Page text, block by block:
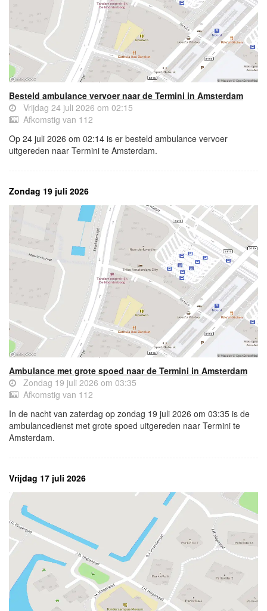
Besteld ambulance vervoer naar de Termini in Amsterdam
Vrijdag 24 juli 2026 om 02:15
Afkomstig van 112
Op 24 juli 2026 om 02:14 is er besteld ambulance vervoer
uitgereden naar Termini te Amsterdam.
Zondag 19 juli 2026
Ambulance met grote spoed naar de Termini in Amsterdam
Zondag 19 juli 2026 om 03:35
Afkomstig van 112
In de nacht van zaterdag op zondag 19 juli 2026 om 03:35 is de
ambulancedienst met grote spoed uitgereden naar Termini te
Amsterdam.
Vrijdag 17 juli 2026